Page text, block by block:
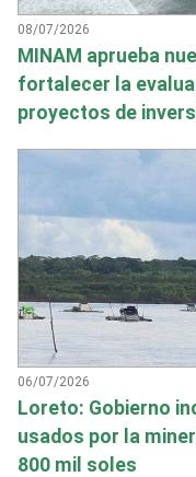
08/07/2026
MINAM aprueba
fortalecer la
proyectos de
06/07/2026
Loreto: Gobierno
usados por la
800 mil soles